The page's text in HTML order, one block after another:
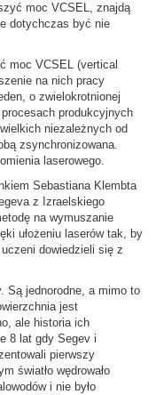
moc VCSEL, znajdą
dotychczas być nie
moc VCSEL (vertical
na nich pracy
o zwielokrotnionej
produkcyjnych
niezależnych od
zsynchronizowana.
laserowego.
Sebastiana Klembta
z Izraelskiego
na wymuszanie
ułożeniu laserów tak, by
dowiedzieli się z
Są jednorodne, a mimo to
jest
ale historia ich
8 lat gdy Segev i
pierwszy
światło wędrowało
i nie było